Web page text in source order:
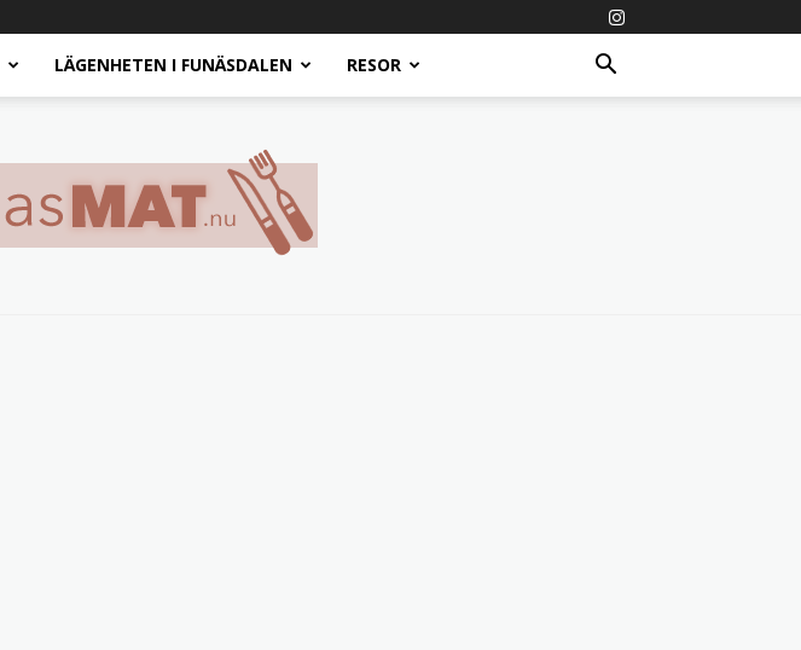
LÄGENHETEN I FUNÄSDALEN RESOR